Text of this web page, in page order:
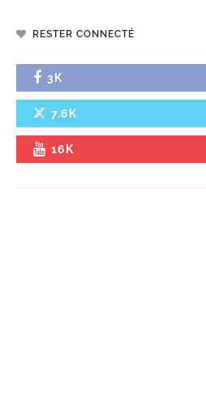
RESTER CONNECTÉ
3K
7.6K
16K